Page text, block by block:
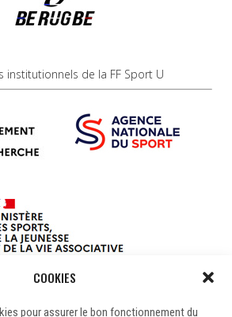
COOKIES
pour assurer le bon fonctionnement du
institutionnels de la FF Sport U